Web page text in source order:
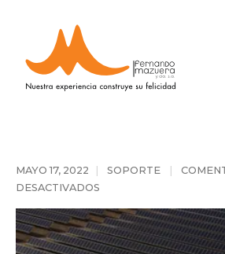
MAYO 17, 2022 SOPORTE
DESACTIVADOS